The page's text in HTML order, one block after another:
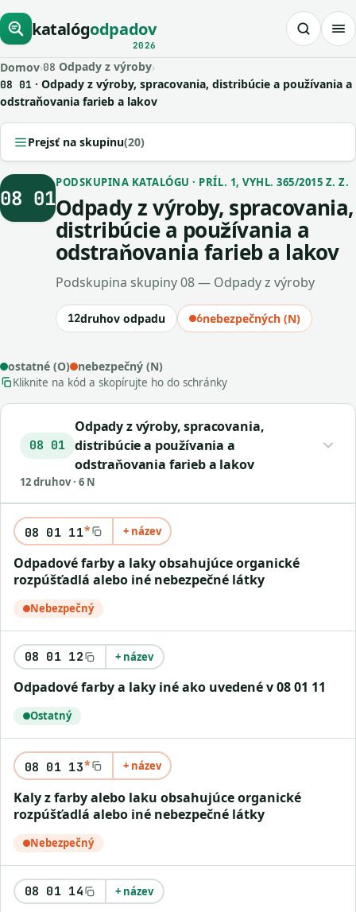
katalógodpadov
2026
Domov›08 Odpady z výroby›
08 01 · Odpady z výroby, spracovania, distribúcie a používania a
odstraňovania farieb a lakov
Prejsť na skupinu(20)
08 01
PODSKUPINA KATALÓGU · PRÍL. 1, VYHL. 365/2015 Z. Z.
Odpady z výroby, spracovania,
distribúcie a používania a
odstraňovania farieb a lakov
Podskupina skupiny 08 — Odpady z výroby
12druhov odpadu 6nebezpečných (N)
ostatné (O) nebezpečný (N)
Kliknite na kód a skopírujte ho do schránky
08 01
Odpady z výroby, spracovania,
distribúcie a používania a
odstraňovania farieb a lakov
12 druhov · 6 N
08 01 11* + název
odpadové farby a laky obsahujúce organické
rozpúšťadlá alebo iné nebezpečné látky
Nebezpečný
08 01 12 + název
odpadové farby a laky iné ako uvedené v 08 01 11
Ostatný
08 01 13* + název
kaly z farby alebo laku obsahujúce organické
rozpúšťadlá alebo iné nebezpečné látky
Nebezpečný
08 01 14 + název